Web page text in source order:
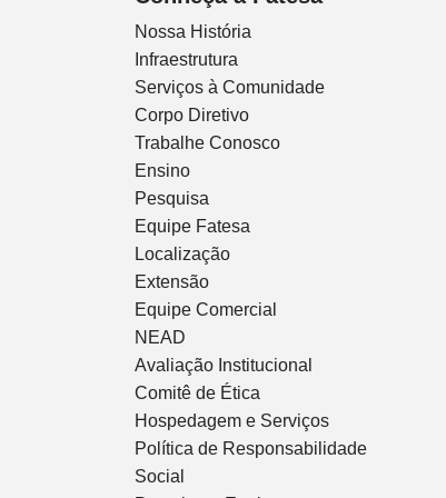
Nossa História
Infraestrutura
Serviços à Comunidade
Corpo Diretivo
Trabalhe Conosco
Ensino
Pesquisa
Equipe Fatesa
Localização
Extensão
Equipe Comercial
NEAD
Avaliação Institucional
Comitê de Ética
Hospedagem e Serviços
Política de Responsabilidade
Social